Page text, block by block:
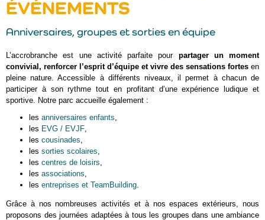
ÉVÉNEMENTS
Anniversaires, groupes et sorties en équipe
L’accrobranche est une activité parfaite pour partager un moment
convivial, renforcer l’esprit d’équipe et vivre des sensations fortes en
pleine nature. Accessible à différents niveaux, il permet à chacun de
participer à son rythme tout en profitant d’une expérience ludique et
sportive. Notre parc accueille également :
les anniversaires enfants,
les EVG / EVJF,
les cousinades,
les sorties scolaires,
les centres de loisirs,
les associations,
les entreprises et TeamBuilding.
Grâce à nos nombreuses activités et à nos espaces extérieurs, nous
proposons des journées adaptées à tous les groupes dans une ambiance